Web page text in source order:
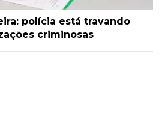
polícia está travando
criminosas